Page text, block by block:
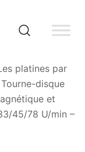
platines par
disque
et
45/78 U/min –